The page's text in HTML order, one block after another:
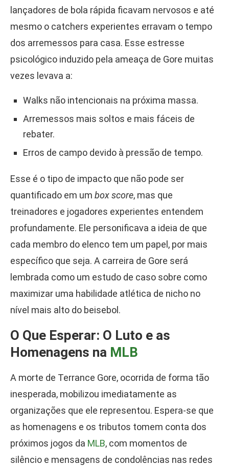
lançadores de bola rápida ficavam nervosos e até
mesmo o catchers experientes erravam o tempo
dos arremessos para casa. Esse estresse
psicológico induzido pela ameaça de Gore muitas
vezes levava a:
Walks não intencionais na próxima massa.
Arremessos mais soltos e mais fáceis de
rebater.
Erros de campo devido à pressão de tempo.
Esse é o tipo de impacto que não pode ser
quantificado em um box score, mas que
treinadores e jogadores experientes entendem
profundamente. Ele personificava a ideia de que
cada membro do elenco tem um papel, por mais
específico que seja. A carreira de Gore será
lembrada como um estudo de caso sobre como
maximizar uma habilidade atlética de nicho no
nível mais alto do beisebol.
O Que Esperar: O Luto e as
Homenagens na MLB
A morte de Terrance Gore, ocorrida de forma tão
inesperada, mobilizou imediatamente as
organizações que ele representou. Espera-se que
as homenagens e os tributos tomem conta dos
próximos jogos da MLB, com momentos de
silêncio e mensagens de condolências nas redes